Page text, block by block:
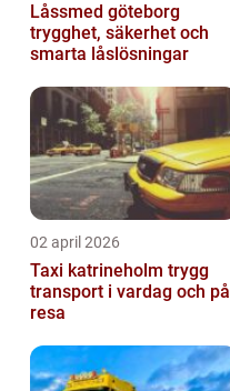
Låssmed göteborg
trygghet, säkerhet och
smarta låslösningar
02 april 2026
Taxi katrineholm trygg
transport i vardag och på
resa